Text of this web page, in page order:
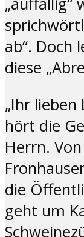
ab“. Doch
diese
„Ihr lieben
hört die
Herrn.
die
geht um